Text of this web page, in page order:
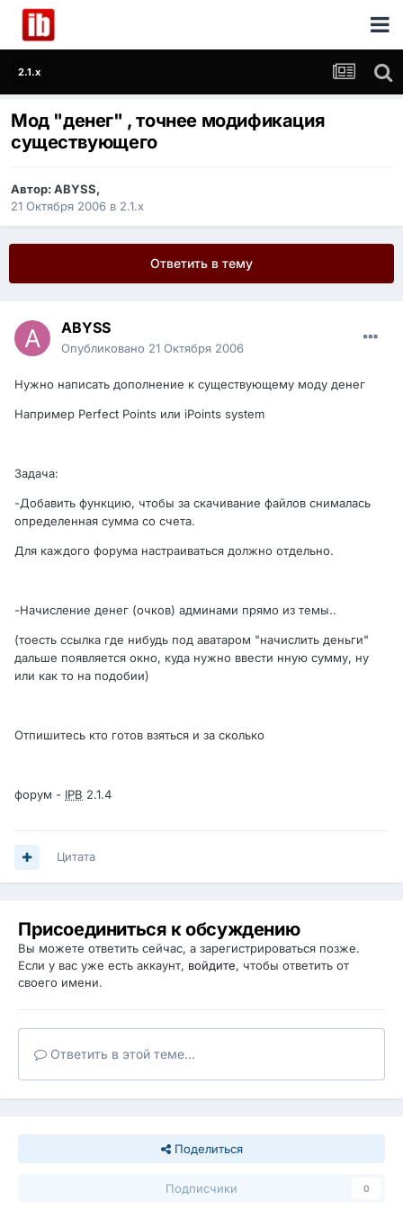
2.1.x
Мод "денег" , точнее модификация
существующего
Автор:ABYSS,
21 Октября 2006 в 2.1.x
Ответить в тему
ABYSS
Опубликовано 21 Октября 2006
Нужно написать дополнение к существующему моду денег
Например Perfect Points или iPoints system
Задача:
-Добавить функцию, чтобы за скачивание файлов снималась
определенная сумма со счета.
Для каждого форума настраиваться должно отдельно.
-Начисление денег (очков) админами прямо из темы..
(тоесть ссылка где нибудь под аватаром "начислить деньги"
дальше появляется окно, куда нужно ввести нную сумму, ну
или как то на подобии)
Отпишитесь кто готов взяться и за сколько
форум - IPB 2.1.4
Цитата
Присоединиться к обсуждению
Вы можете ответить сейчас, а зарегистрироваться позже.
Если у вас уже есть аккаунт, войдите, чтобы ответить от
своего имени.
Ответить в этой теме...
Поделиться
Подписчики 0